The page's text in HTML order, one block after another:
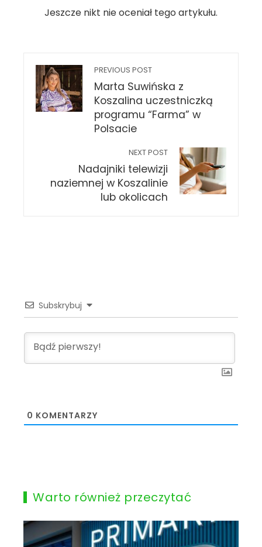
Jeszcze nikt nie oceniał tego artykułu.
PREVIOUS POST
Marta Suwińska z
Koszalina uczestniczką
programu “Farma” w
Polsacie
NEXT POST
Nadajniki telewizji
naziemnej w Koszalinie
lub okolicach
Subskrybuj
0 KOMENTARZY
Warto również przeczytać